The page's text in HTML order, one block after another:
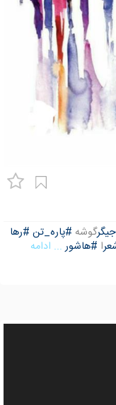
گوشه #پاره_تن #رها
ا #هاشور ... ادامه